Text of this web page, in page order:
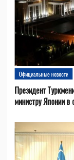
Официальные новости
Президент
министру Японии в